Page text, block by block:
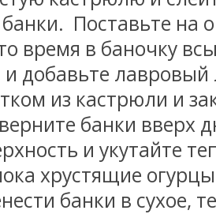
Поставьте на
время в баночку
и добавьте лавровый
из кастрюли и
банки вверх
и укутайте
хрустящие
банки в сухое,